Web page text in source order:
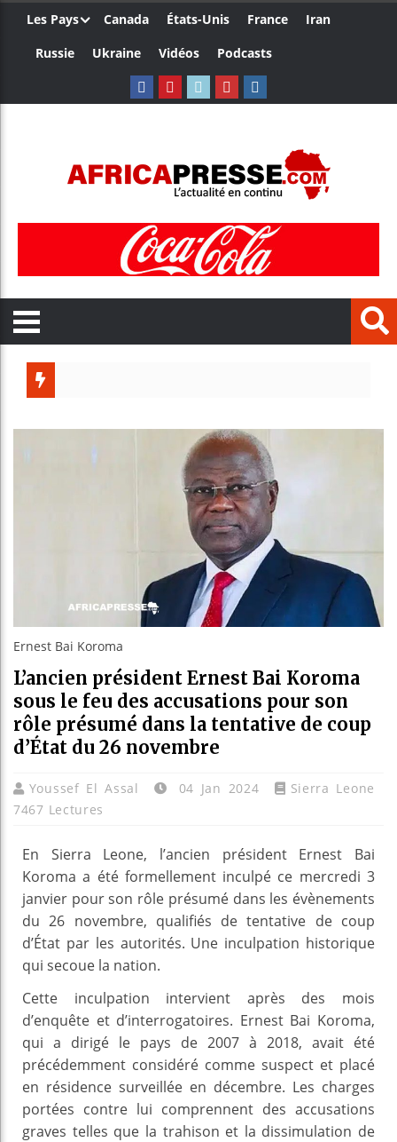
Les Pays Canada États-Unis France
Iran
Russie
Ukraine Vidéos Podcasts
Ernest Bai Koroma
L’ancien président Ernest Bai Koroma
sous le feu des accusations pour son
rôle présumé dans la tentative de coup
d’État du 26 novembre
Youssef El Assal 04 Jan 2024
Sierra Leone
7467 Lectures
En Sierra Leone, l’ancien président Ernest Bai
Koroma a été formellement inculpé ce mercredi 3
janvier pour son rôle présumé dans les évènements
du 26 novembre, qualifiés de tentative de coup
d’État par les autorités. Une inculpation historique
qui secoue la nation.
Cette inculpation intervient après des mois
d’enquête et d’interrogatoires. Ernest Bai Koroma,
qui a dirigé le pays de 2007 à 2018, avait été
précédemment considéré comme suspect et placé
en résidence surveillée en décembre. Les charges
portées contre lui comprennent des accusations
graves telles que la trahison et la dissimulation de